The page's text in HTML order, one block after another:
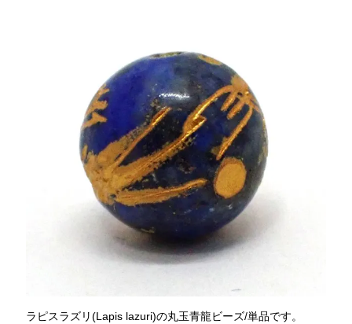
ラピスラズリ(Lapis lazuri)の丸玉青龍ビーズ/単品です。